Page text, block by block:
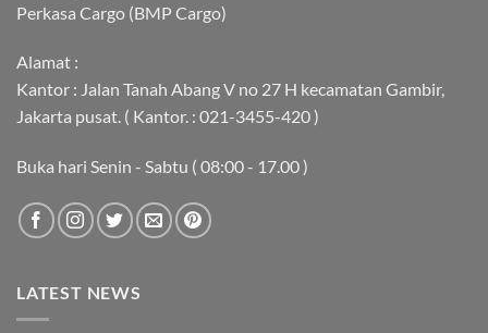
Perkasa Cargo (BMP Cargo)
Alamat :
Kantor : Jalan Tanah Abang V no 27 H kecamatan Gambir,
Jakarta pusat. ( Kantor. : 021-3455-420 )
Buka hari Senin - Sabtu ( 08:00 - 17.00 )
LATEST NEWS